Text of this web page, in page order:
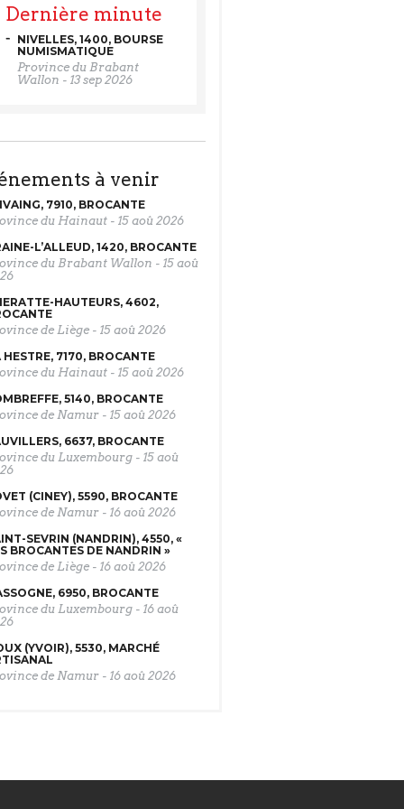
Dernière minute
NIVELLES, 1400, BOURSE
NUMISMATIQUE
Province du Brabant
Wallon - 13 sep 2026
à venir
7910, BROCANTE
du Hainaut- 15 aoû 2026
L’ALLEUD, 1420, BROCANTE
du Brabant Wallon - 15 aoû
HAUTEURS, 4602,
de Liège- 15 aoû 2026
HESTRE, 7170, BROCANTE
du Hainaut- 15 aoû 2026
5140, BROCANTE
de Namur- 15 aoû 2026
6637, BROCANTE
du Luxembourg- 15 aoû
(CINEY), 5590, BROCANTE
de Namur- 16 aoû 2026
SEVRIN (NANDRIN), 4550, «
BROCANTES DE NANDRIN »
de Liège- 16 aoû 2026
6950, BROCANTE
du Luxembourg- 16 aoû
(YVOIR), 5530, MARCHÉ
de Namur- 16 aoû 2026